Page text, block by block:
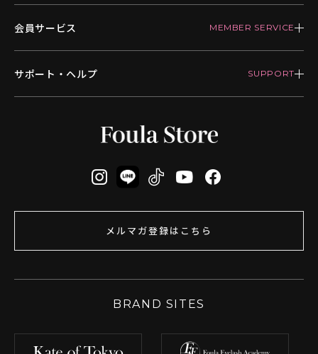
会員サービス
サポート・ヘルプ
メルマガ登録はこちら
BRAND SITES